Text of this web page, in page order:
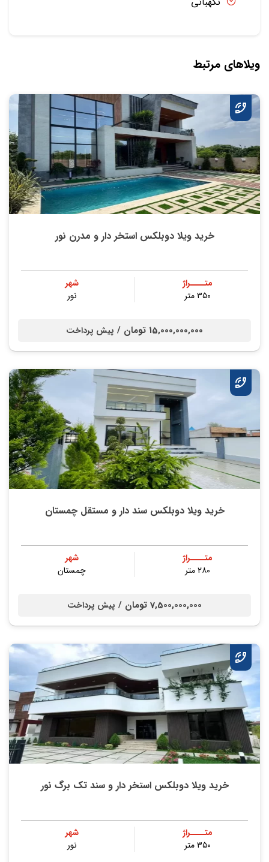
ویلاهای مرتبط
خرید ویلا دوبلکس استخر دار و مدرن نور
متــــراژ
۳۵۰ متر
شهر
نور
15,000,000,000 تومان / پیش پرداخت
خرید ویلا دوبلکس سند دار و مستقل چمستان
متــــراژ
۲۸۰ متر
شهر
چمستان
7,500,000,000 تومان / پیش پرداخت
خرید ویلا دوبلکس استخر دار و سند تک برگ نور
متــــراژ
۳۵۰ متر
شهر
نور